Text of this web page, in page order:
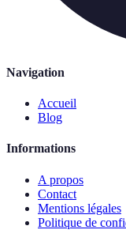
Navigation
Accueil
Blog
Informations
A propos
Contact
Mentions légales
Politique de